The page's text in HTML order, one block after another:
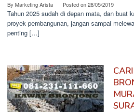
By Marketing Arista Posted on28/05/2019
Tahun 2025 sudah di depan mata, dan buat
proyek pembangunan, jangan sampai
penting […]